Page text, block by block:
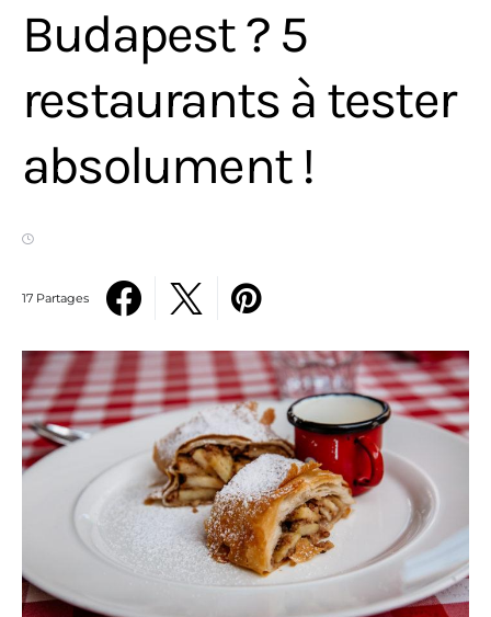
Budapest ? 5
restaurants à tester
absolument !
17 Partages